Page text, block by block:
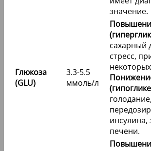
значение.
Глюкоза
(GLU)
3.3-5.5
ммоль/л
сахарный
стресс,
голодание,
инсулина,
печени.